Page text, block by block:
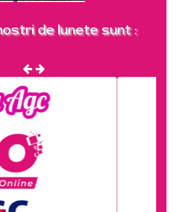
de lunete sunt :